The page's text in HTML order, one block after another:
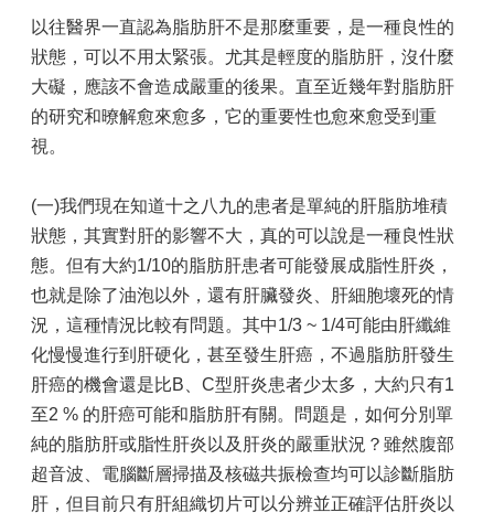
健
中
心
資
訊
新
進
醫
簡
介
特
色
服
務
以往醫界一直認為脂肪肝不是那麼重要，是一種良性的
狀態，可以不用太緊張。尤其是輕度的脂肪肝，沒什麼
大礙，應該不會造成嚴重的後果。直至近幾年對脂肪肝
的研究和暸解愈來愈多，它的重要性也愈來愈受到重
視。
(一)我們現在知道十之八九的患者是單純的肝脂肪堆積
狀態，其實對肝的影響不大，真的可以說是一種良性狀
態。但有大約1/10的脂肪肝患者可能發展成脂性肝炎，
也就是除了油泡以外，還有肝臟發炎、肝細胞壞死的情
況，這種情況比較有問題。其中1/3 ~ 1/4可能由肝纖維
化慢慢進行到肝硬化，甚至發生肝癌，不過脂肪肝發生
肝癌的機會還是比B、C型肝炎患者少太多，大約只有1
至2 % 的肝癌可能和脂肪肝有關。問題是，如何分別單
純的脂肪肝或脂性肝炎以及肝炎的嚴重狀況？雖然腹部
超音波、電腦斷層掃描及核磁共振檢查均可以診斷脂肪
肝，但目前只有肝組織切片可以分辨並正確評估肝炎以